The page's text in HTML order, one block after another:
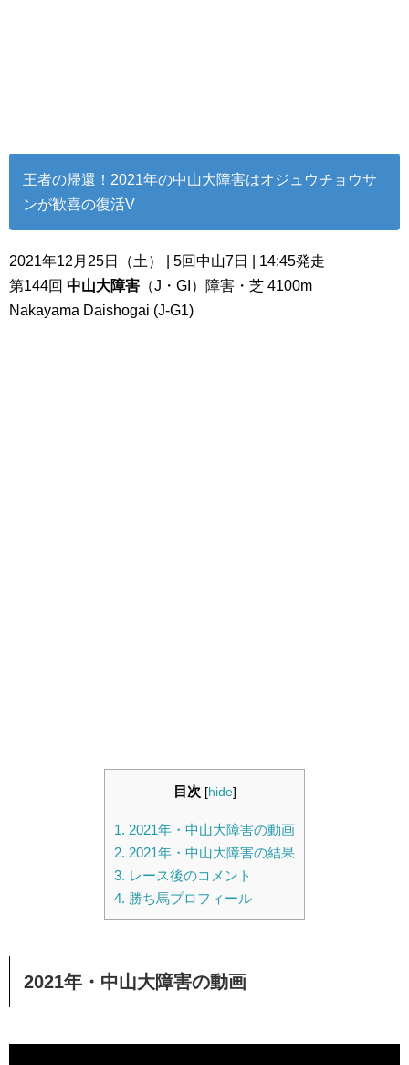
王者の帰還！2021年の中山大障害はオジュウチョウサ
ンが歓喜の復活V
2021年12月25日（土） | 5回中山7日 | 14:45発走
第144回 中山大障害 （J・GI）障害・芝 4100m
Nakayama Daishogai (J-G1)
目次 [hide]
1. 2021年・中山大障害の動画
2. 2021年・中山大障害の結果
3. レース後のコメント
4. 勝ち馬プロフィール
2021年・中山大障害の動画